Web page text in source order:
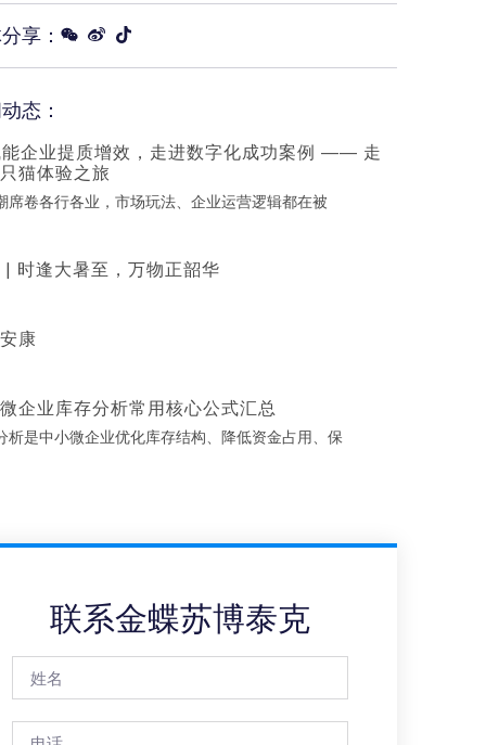
享：
态：
企业提质增效，走进数字化成功案例 —— 走
猫体验之旅
席卷各行各业，市场玩法、企业运营逻辑都在被
| 时逢大暑至，万物正韶华
康
企业库存分析常用核心公式汇总
析是中小微企业优化库存结构、降低资金占用、保
联系金蝶苏博泰克